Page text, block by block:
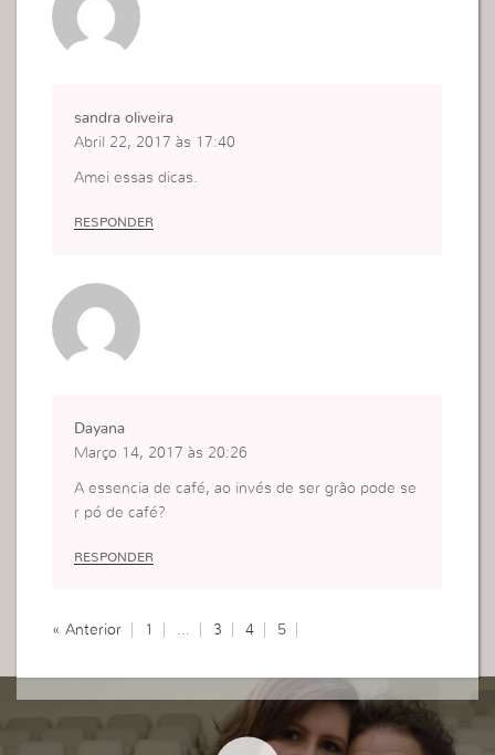
sandra oliveira
Abril 22, 2017 às 17:40
Amei essas dicas.
RESPONDER
Dayana
Março 14, 2017 às 20:26
A essencia de café, ao invés de ser grão pode se
r pó de café?
RESPONDER
« Anterior 1 … 3 4 5